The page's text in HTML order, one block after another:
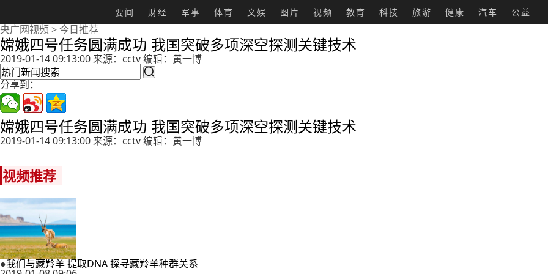
要闻 财经 军事 体育 文娱 图片 视频 教育 科技 旅游 健康 汽车 公益
央广网视频>今日推荐
嫦娥四号任务圆满成功 我国突破多项深空探测关键技术
2019-01-14 09:13:00 来源：cctv 编辑：黄一博

分享到：
嫦娥四号任务圆满成功 我国突破多项深空探测关键技术
2019-01-14 09:13:00 来源：cctv 编辑：黄一博
视频推荐
●我们与藏羚羊 提取DNA 探寻藏羚羊种群关系